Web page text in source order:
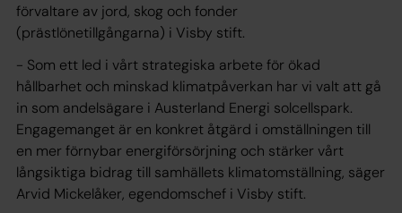
förvaltare av jord, skog och fonder
(prästlönetillgångarna) i Visby stift.
- Som ett led i vårt strategiska arbete för ökad
hållbarhet och minskad klimatpåverkan har vi valt att gå
in som andelsägare i Austerland Energi solcellspark.
Engagemanget är en konkret åtgärd i omställningen till
en mer förnybar energiförsörjning och stärker vårt
långsiktiga bidrag till samhällets klimatomställning, säger
Arvid Mickelåker, egendomschef i Visby stift.